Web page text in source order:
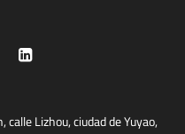
Lizhou, ciudad de Yuyao,